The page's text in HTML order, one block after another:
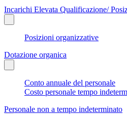
Incarichi Elevata Qualificazione/
Posizioni organizzative
Dotazione organica
Conto annuale del personale
Costo personale tempo
Personale non a tempo indeterminato